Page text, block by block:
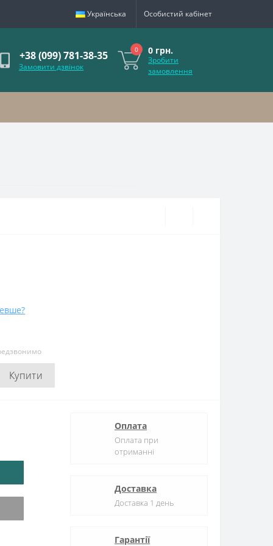
Українська Особистий кабінет
+38 (099) 781-38-35
Замовити дзвінок
0 0 грн.
Зробити
замовлення
Купити
Оплата
Оплата при
отриманні
Доставка
Доставка 1 день
Гарантії